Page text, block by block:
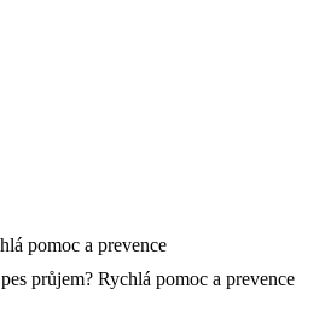
průjem? Rychlá pomoc a prevence